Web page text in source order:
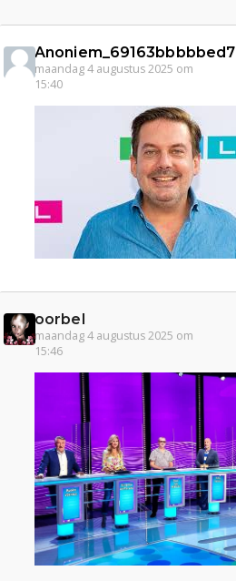
Anoniem_69163bbbbbed7
maandag 4 augustus 2025 om
15:40
oorbel
maandag 4 augustus 2025 om
15:46